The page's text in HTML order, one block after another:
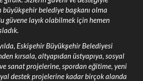
büyükşehir belediye başkanı olma
güvene layık olabilmek için hemen
Eskişehir Büyükşehir Belediyesi
kırsala, altyapıdan üstyapıya, sosyal
sanat projelerine, spordan eğitime, yeni
destek projelerine kadar birçok alanda